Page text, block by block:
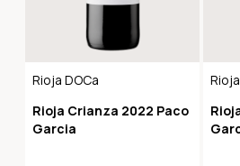
Rioja DOCa
Rioja Crianza 2022 Paco
Garcia